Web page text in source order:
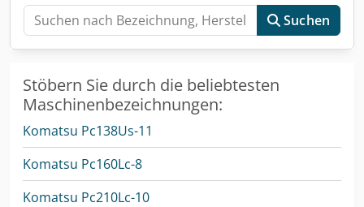
Suchen
Stöbern Sie durch die beliebtesten
Maschinenbezeichnungen:
Komatsu Pc138Us-11
Komatsu Pc160Lc-8
Komatsu Pc210Lc-10